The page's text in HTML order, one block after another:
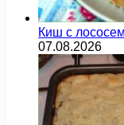
Киш с
07.08.2026